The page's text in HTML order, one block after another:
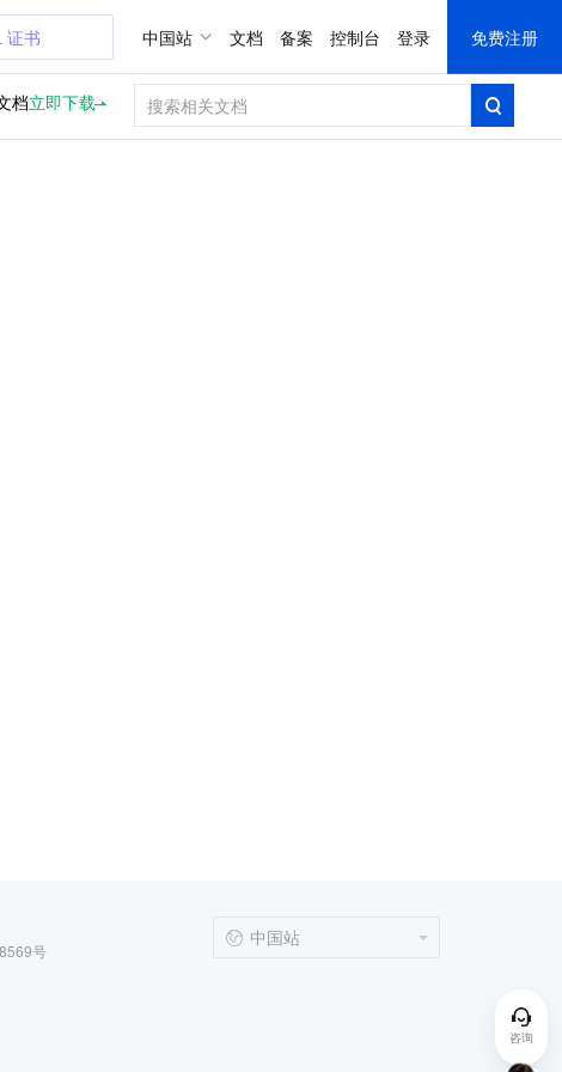
证书 中国站 文档 备案 控制台 登录 免费注册
档立即下载
号
中国站
咨询